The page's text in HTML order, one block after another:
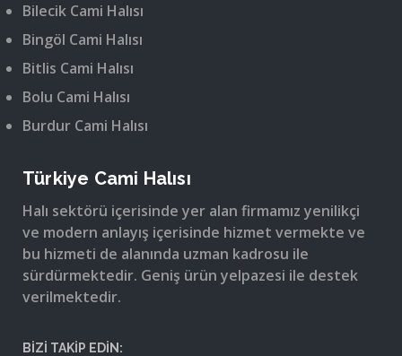
Bilecik Cami Halısı
Bingöl Cami Halısı
Bitlis Cami Halısı
Bolu Cami Halısı
Burdur Cami Halısı
Türkiye Cami Halısı
Halı sektörü içerisinde yer alan firmamız yenilikçi
ve modern anlayış içerisinde hizmet vermekte ve
bu hizmeti de alanında uzman kadrosu ile
sürdürmektedir. Geniş ürün yelpazesi ile destek
verilmektedir.
BİZİ TAKİP EDİN: